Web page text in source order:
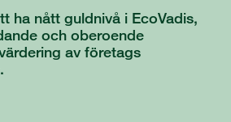
ha nått guldnivå i EcoVadis,
och oberoende
av företags